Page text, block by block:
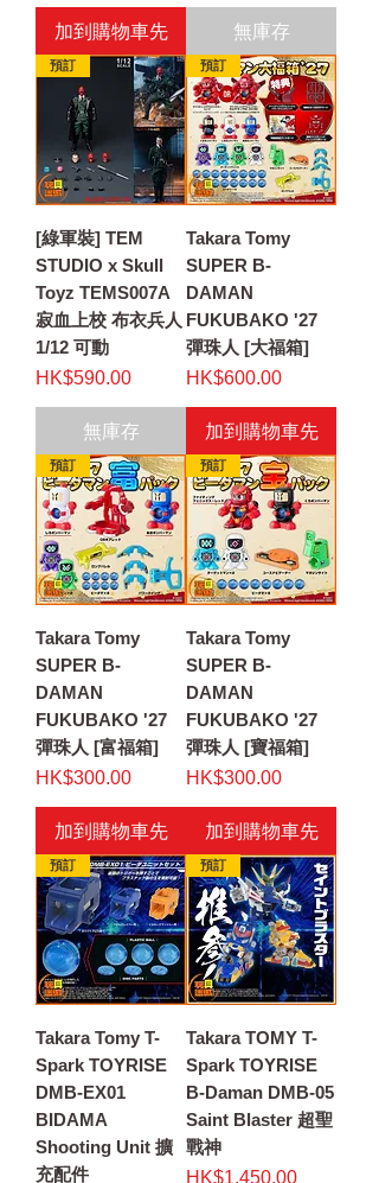
加到購物車先 無庫存
預訂
[綠軍裝] TEM
STUDIO x Skull
Toyz TEMS007A
寂血上校 布衣兵人
1/12 可動
價格
HK$590.00
無庫存
預訂
Takara Tomy
SUPER B-
DAMAN
FUKUBAKO '27
彈珠人 [大福箱]
價格
HK$600.00
加到購物車先
預訂
Takara Tomy
SUPER B-
DAMAN
FUKUBAKO '27
彈珠人 [富福箱]
價格
HK$300.00
加到購物車先
預訂
Takara Tomy
SUPER B-
DAMAN
FUKUBAKO '27
彈珠人 [寶福箱]
價格
HK$300.00
加到購物車先
預訂
Takara Tomy T-
Spark TOYRISE
DMB-EX01
BIDAMA
Shooting Unit 擴
充配件
預訂
Takara TOMY T-
Spark TOYRISE
B-Daman DMB-05
Saint Blaster 超聖
戰神
價格
HK$1,450.00